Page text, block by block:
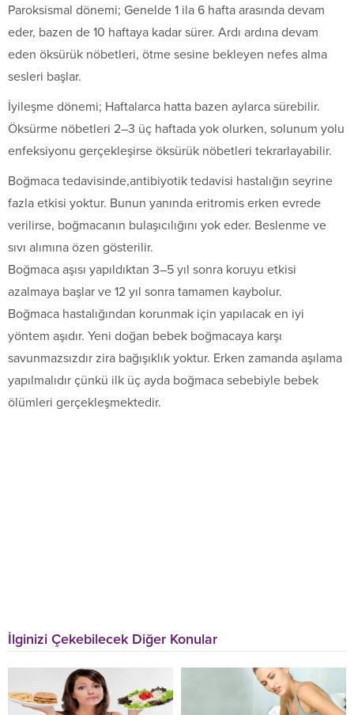
Paroksismal dönemi; Genelde 1 ila 6 hafta arasında devam
eder, bazen de 10 haftaya kadar sürer. Ardı ardına devam
eden öksürük nöbetleri, ötme sesine bekleyen nefes alma
sesleri başlar.
İyileşme dönemi; Haftalarca hatta bazen aylarca sürebilir.
Öksürme nöbetleri 2–3 üç haftada yok olurken, solunum yolu
enfeksiyonu gerçekleşirse öksürük nöbetleri tekrarlayabilir.
Boğmaca tedavisinde,antibiyotik tedavisi hastalığın seyrine
fazla etkisi yoktur. Bunun yanında eritromis erken evrede
verilirse, boğmacanın bulaşıcılığını yok eder. Beslenme ve
sıvı alımına özen gösterilir.
Boğmaca aşısı yapıldıktan 3–5 yıl sonra koruyu etkisi
azalmaya başlar ve 12 yıl sonra tamamen kaybolur.
Boğmaca hastalığından korunmak için yapılacak en iyi
yöntem aşıdır. Yeni doğan bebek boğmacaya karşı
savunmazsızdır zira bağışıklık yoktur. Erken zamanda aşılama
yapılmalıdır çünkü ilk üç ayda boğmaca sebebiyle bebek
ölümleri gerçekleşmektedir.
İlginizi Çekebilecek Diğer Konular